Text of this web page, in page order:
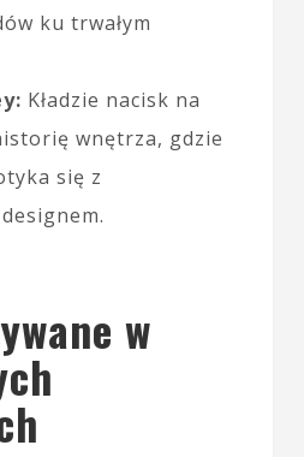
ku trwałym
Kładzie nacisk na
wnętrza, gdzie
się z
w